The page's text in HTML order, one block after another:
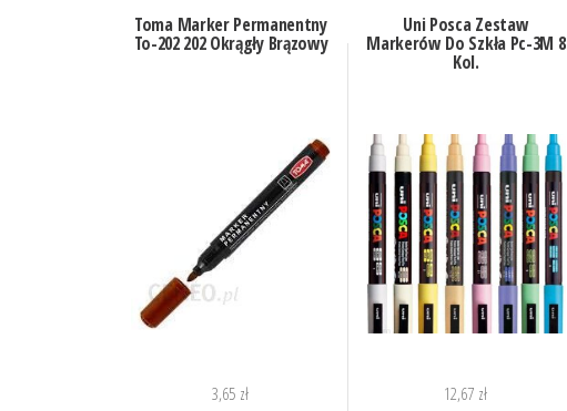
Toma Marker Permanentny
To-202 202 Okrągły Brązowy
3,65 zł
Uni Posca Zestaw
Markerów Do Szkła Pc-3M 8
Kol.
12,67 zł